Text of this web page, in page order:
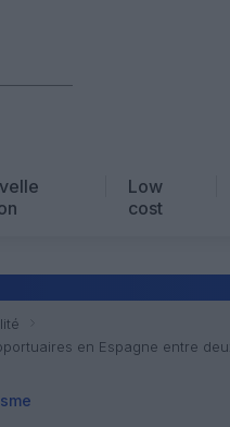
Low
cost
en Espagne entre